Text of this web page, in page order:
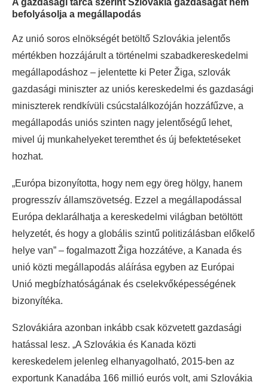
A gazdasági tárca szerint Szlovákia gazdaságát nem
befolyásolja a megállapodás
Az unió soros elnökségét betöltő Szlovákia jelentős
mértékben hozzájárult a történelmi szabadkereskedelmi
megállapodáshoz – jelentette ki Peter Žiga, szlovák
gazdasági miniszter az uniós kereskedelmi és gazdasági
miniszterek rendkívüli csúcstalálkozóján hozzáfűzve, a
megállapodás uniós szinten nagy jelentőségű lehet,
mivel új munkahelyeket teremthet és új befektetéseket
hozhat.
„Európa bizonyította, hogy nem egy öreg hölgy, hanem
progresszív államszövetség. Ezzel a megállapodással
Európa deklarálhatja a kereskedelmi világban betöltött
helyzetét, és hogy a globális szintű politizálásban előkelő
helye van” – fogalmazott Žiga hozzátéve, a Kanada és
unió közti megállapodás aláírása egyben az Európai
Unió megbízhatóságának és cselekvőképességének
bizonyítéka.
Szlovákiára azonban inkább csak közvetett gazdasági
hatással lesz. „A Szlovákia és Kanada közti
kereskedelem jelenleg elhanyagolható, 2015-ben az
exportunk Kanadába 166 millió eurós volt, ami Szlovákia